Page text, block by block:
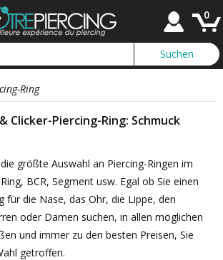
0
Ring
Clicker-Piercing-Ring: Schmuck
größte Auswahl an Piercing-Ringen im
BCR, Segment usw. Egal ob Sie einen
für die Nase, das Ohr, die Lippe, den
oder Damen suchen, in allen möglichen
und immer zu den besten Preisen, Sie
getroffen.